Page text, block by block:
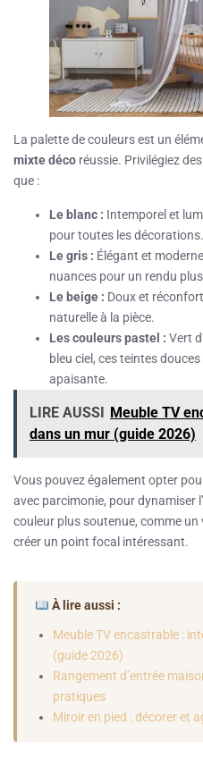
La palette de couleurs est un
mixte déco réussie. Privilégiez
que :
Le blanc : Intemporel et
pour toutes les décorations.
Le gris : Élégant et
nuances pour un rendu
Le beige : Doux et
naturelle à la pièce.
Les couleurs pastel : Vert
bleu ciel, ces teintes
apaisante.
LIRE AUSSI
Meuble TV
dans un mur (guide 2026)
Vous pouvez également opter
avec parcimonie, pour dynamiser
couleur plus soutenue, comme
créer un point focal intéressant.
À lire aussi :
Meuble TV encastrable :
(guide 2026)
Rangement d’entrée
pratiques
Miroir en pied : décorer et